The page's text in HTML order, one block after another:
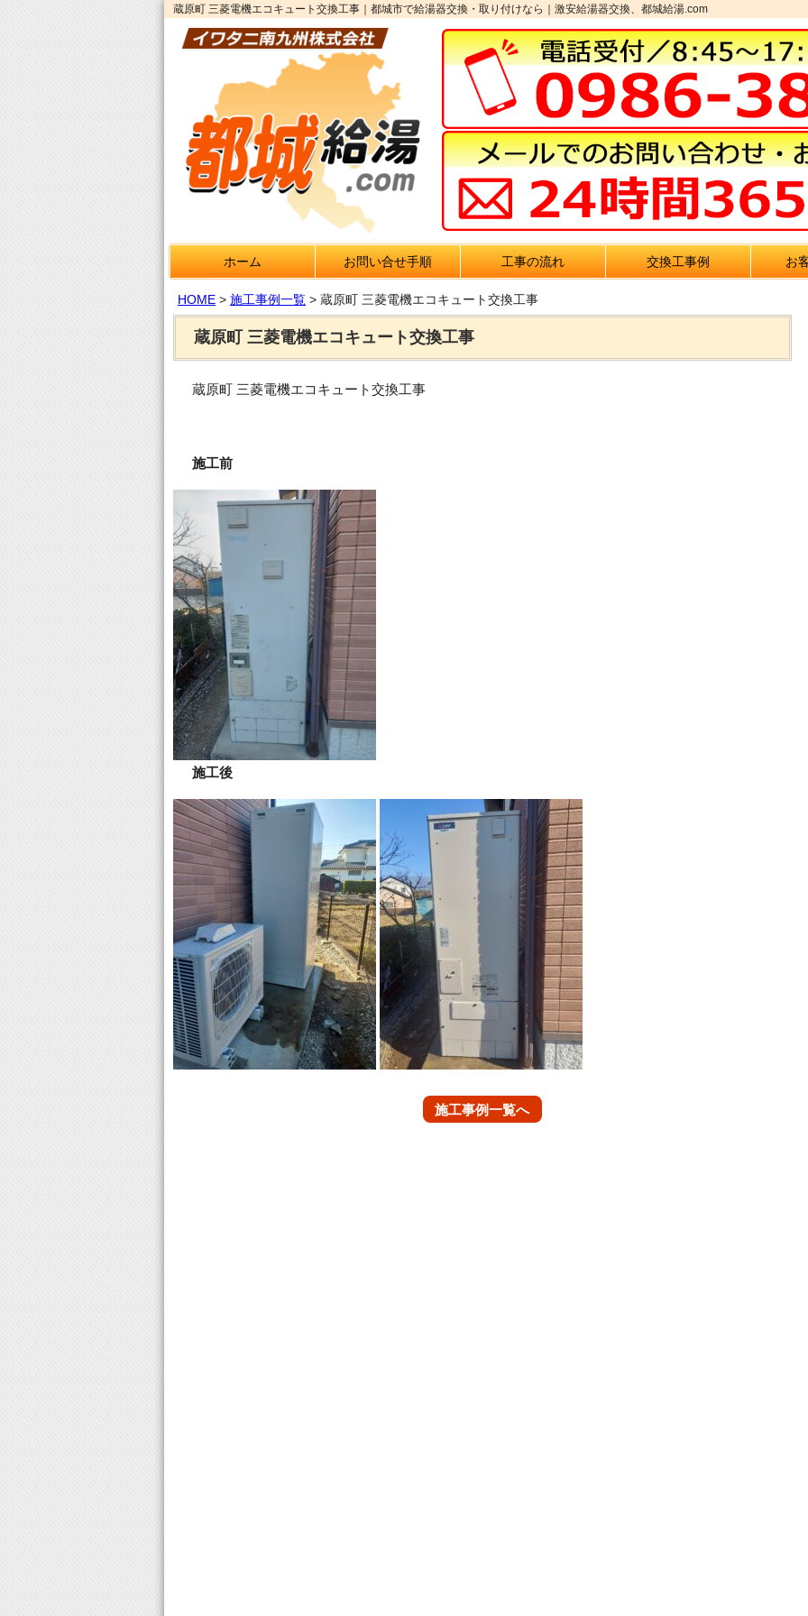
蔵原町 三菱電機エコキュート交換工事｜都城市で給湯器交換・取り付けなら｜激安給湯器交換、都城給湯.com
ホーム お問い合せ手順 工事の流れ 交換工事例 お
HOME > 施工事例一覧 > 蔵原町 三菱電機エコキュート交換工事
蔵原町 三菱電機エコキュート交換工事
蔵原町 三菱電機エコキュート交換工事
施工前
施工後
施工事例一覧へ